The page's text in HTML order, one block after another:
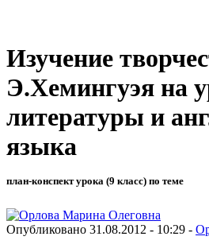
Изучение
Э.Хемингуэя на
литературы и
языка
план-конспект урока (9 класс) по теме
Опубликовано 31.08.2012 - 10:29 -